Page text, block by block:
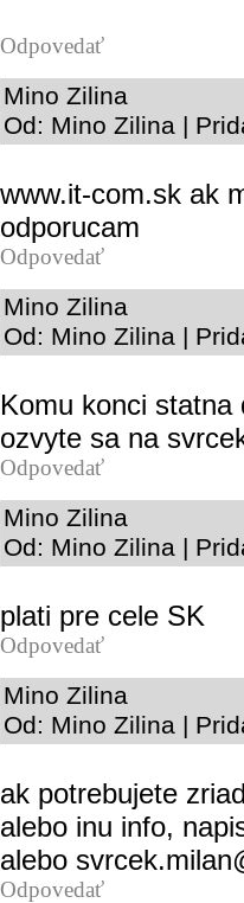
Odpovedať
Mino Zilina
Od: Mino Zilina |
www.it-com.sk ak
odporucam
Odpovedať
Mino Zilina
Od: Mino Zilina |
Komu konci
ozvyte sa na
Odpovedať
Mino Zilina
Od: Mino Zilina |
plati pre cele SK
Odpovedať
Mino Zilina
Od: Mino Zilina |
ak potrebujete
alebo inu info,
alebo
Odpovedať